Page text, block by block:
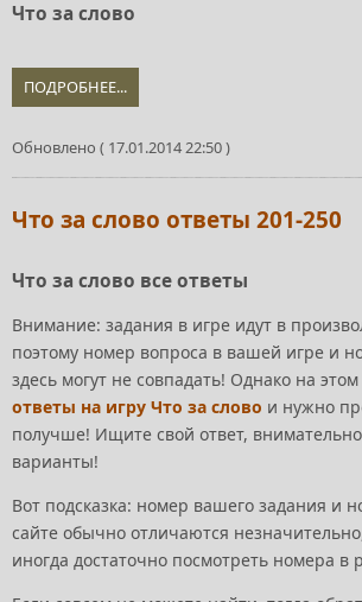
Что за слово
ПОДРОБНЕЕ...
Обновлено ( 17.01.2014 22:50 )
Что за слово ответы 201-250
Что за слово все ответы
Внимание: задания в игре идут в
поэтому номер вопроса в вашей игре и
здесь могут не совпадать! Однако на этом
ответы на игру Что за слово и нужно
получше! Ищите свой ответ,
варианты!
Вот подсказка: номер вашего задания и
сайте обычно отличаются
иногда достаточно посмотреть номера в